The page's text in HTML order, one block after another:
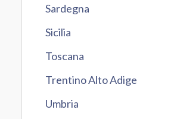
Sardegna
Sicilia
Toscana
Trentino Alto Adige
Umbria